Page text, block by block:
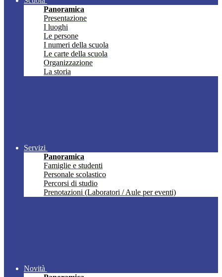
Panoramica
Presentazione
I luoghi
Le persone
I numeri della scuola
Le carte della scuola
Organizzazione
La storia
Servizi
Panoramica
Famiglie e studenti
Personale scolastico
Percorsi di studio
Prenotazioni (Laboratori / Aule per eventi)
Novità